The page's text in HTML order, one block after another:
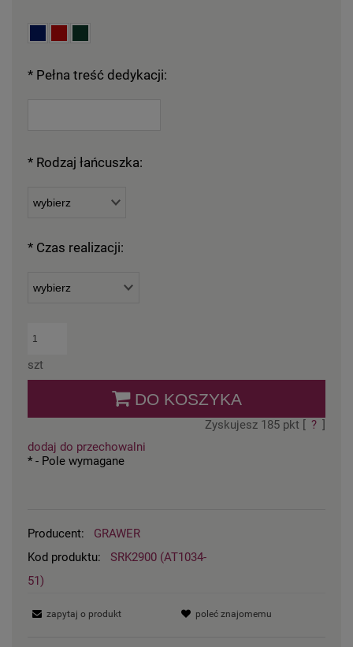
* Pełna treść dedykacji:
* Rodzaj łańcuszka:
* Czas realizacji:
szt
DO KOSZYKA
Zyskujesz 185 pkt [ ? ]
dodaj do przechowalni
* - Pole wymagane
Producent:
GRAWER
Kod produktu:
SRK2900 (AT1034-
51)
zapytaj o produkt poleć znajomemu